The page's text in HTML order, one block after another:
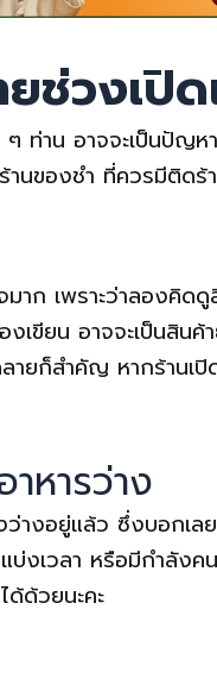
ช่วงเปิ
าน อาจจะเป็นปัญหา
นของชำ ที่ควรมีติดร้
มาก เพราะว่าลองคิ
เขียน อาจจะเป็นสินค้
ยก็สำคัญ หากร้านเ
หารว่าง
างอยู่แล้ว ซึ่งบอกเล
แบ่งเวลา หรือมีกำลั
ด้ด้วยนะคะ